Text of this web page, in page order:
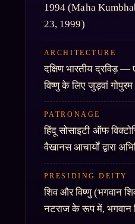
1994 (Maha
23, 1999)
ARCHITECTURE
दक्षिण भारतीय द्रविड़
विष्णु के लिए जुड़वां गोपुरम
PATRONAGE
हिंदू सोसाइटी ऑफ
वैखानस आचार्यों द्वारा
PRESIDING DEITY
शिव और विष्णु(भगवान
नटराज के रूप में, भगवान